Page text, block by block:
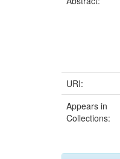
URI:
Appears in
Collections: